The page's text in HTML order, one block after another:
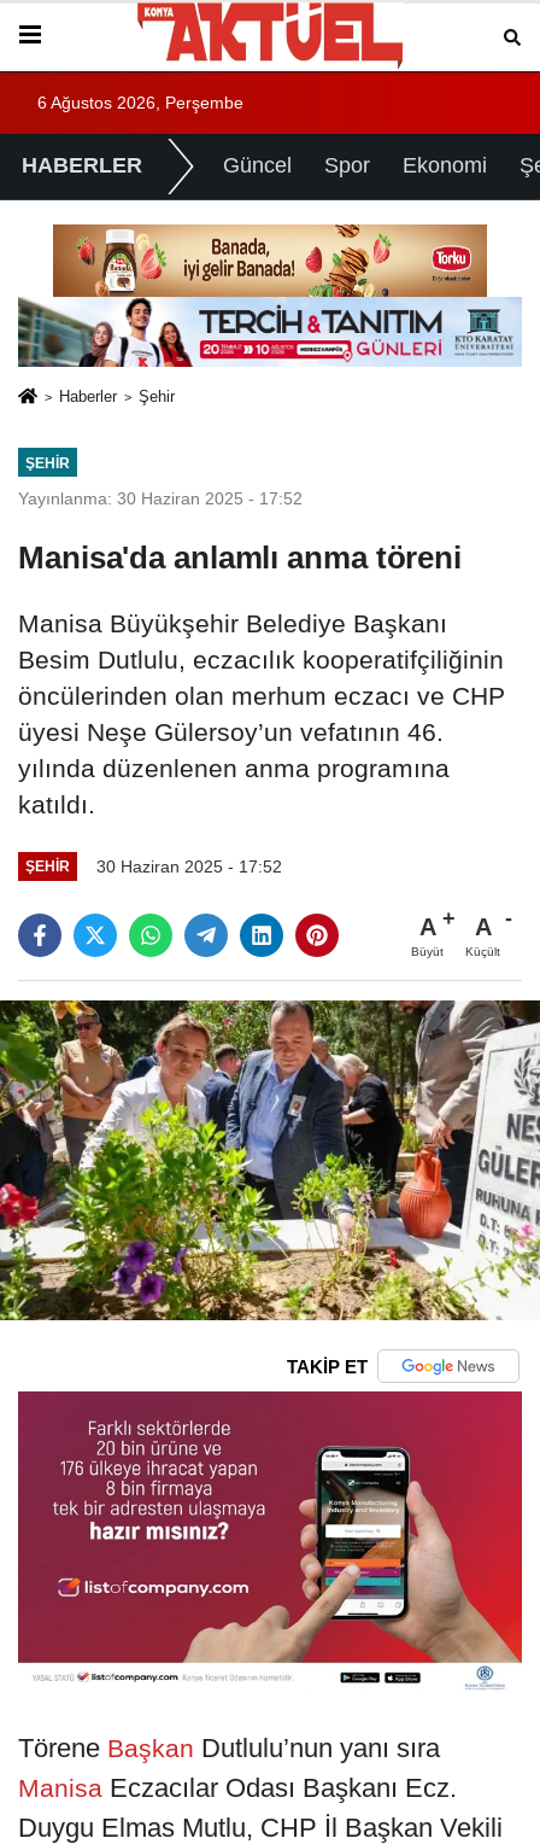
6 Ağustos 2026, Perşembe
HABERLER Güncel Spor Ekonomi
Haberler Şehir
ŞEHIR
Yayınlanma: 30 Haziran 2025 - 17:52
Manisa'da anlamlı anma töreni
Manisa Büyükşehir Belediye Başkanı
Besim Dutlulu, eczacılık kooperatifçiliğinin
öncülerinden olan merhum eczacı ve CHP
üyesi Neşe Gülersoy’un vefatının 46.
yılında düzenlenen anma programına
katıldı.
ŞEHIR 30 Haziran 2025 - 17:52
A
Büyüt
A
Küçült
TAKİP ET
Törene Başkan Dutlulu’nun yanı sıra
Manisa Eczacılar Odası Başkanı Ecz.
Duygu Elmas Mutlu, CHP İl Başkan Vekili